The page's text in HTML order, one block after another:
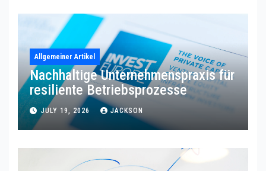
Allgemeiner Artikel
Nachhaltige Unternehmenspraxis für
resiliente Betriebsprozesse
JULY 19, 2026 JACKSON